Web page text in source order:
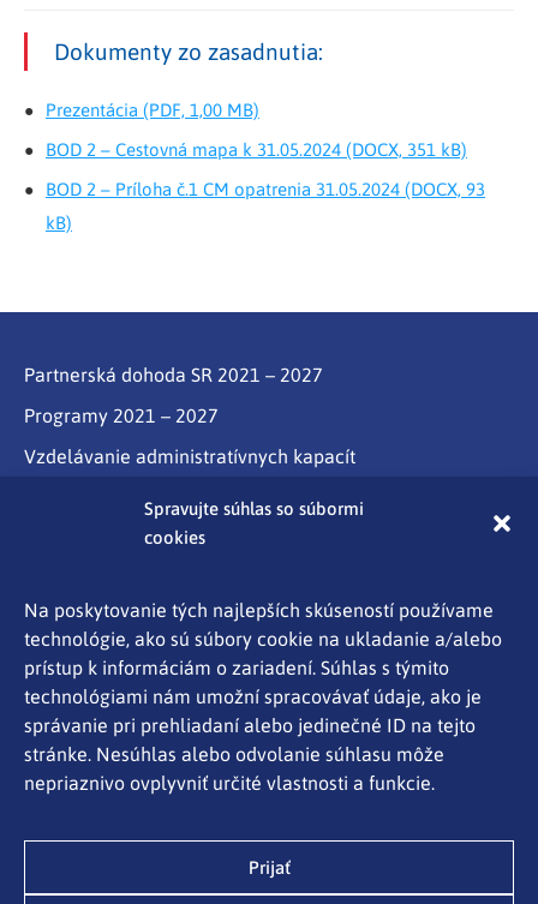
Spravujte súhlas so súbormi
cookies
Na poskytovanie tých najlepších skúseností používame
technológie, ako sú súbory cookie na ukladanie a/alebo
prístup k informáciám o zariadení. Súhlas s týmito
technológiami nám umožní spracovávať údaje, ako je
správanie pri prehliadaní alebo jedinečné ID na tejto
stránke. Nesúhlas alebo odvolanie súhlasu môže
nepriaznivo ovplyvniť určité vlastnosti a funkcie.
Prijať
Dokumenty zo zasadnutia:
Prezentácia (PDF, 1,00 MB)
BOD 2 – Cestovná mapa k 31.05.2024 (DOCX, 351 kB)
BOD 2 – Príloha č.1 CM opatrenia 31.05.2024 (DOCX, 93
kB)
Partnerská dohoda SR 2021 – 2027
Programy 2021 – 2027
Vzdelávanie administratívnych kapacít
Program Slovensko
Aktuality
Kontakty
Ochrana osobných údajov
Mapa stránky
Ministerstvo investícií, regionálneho rozvoja a
informatizácie SR